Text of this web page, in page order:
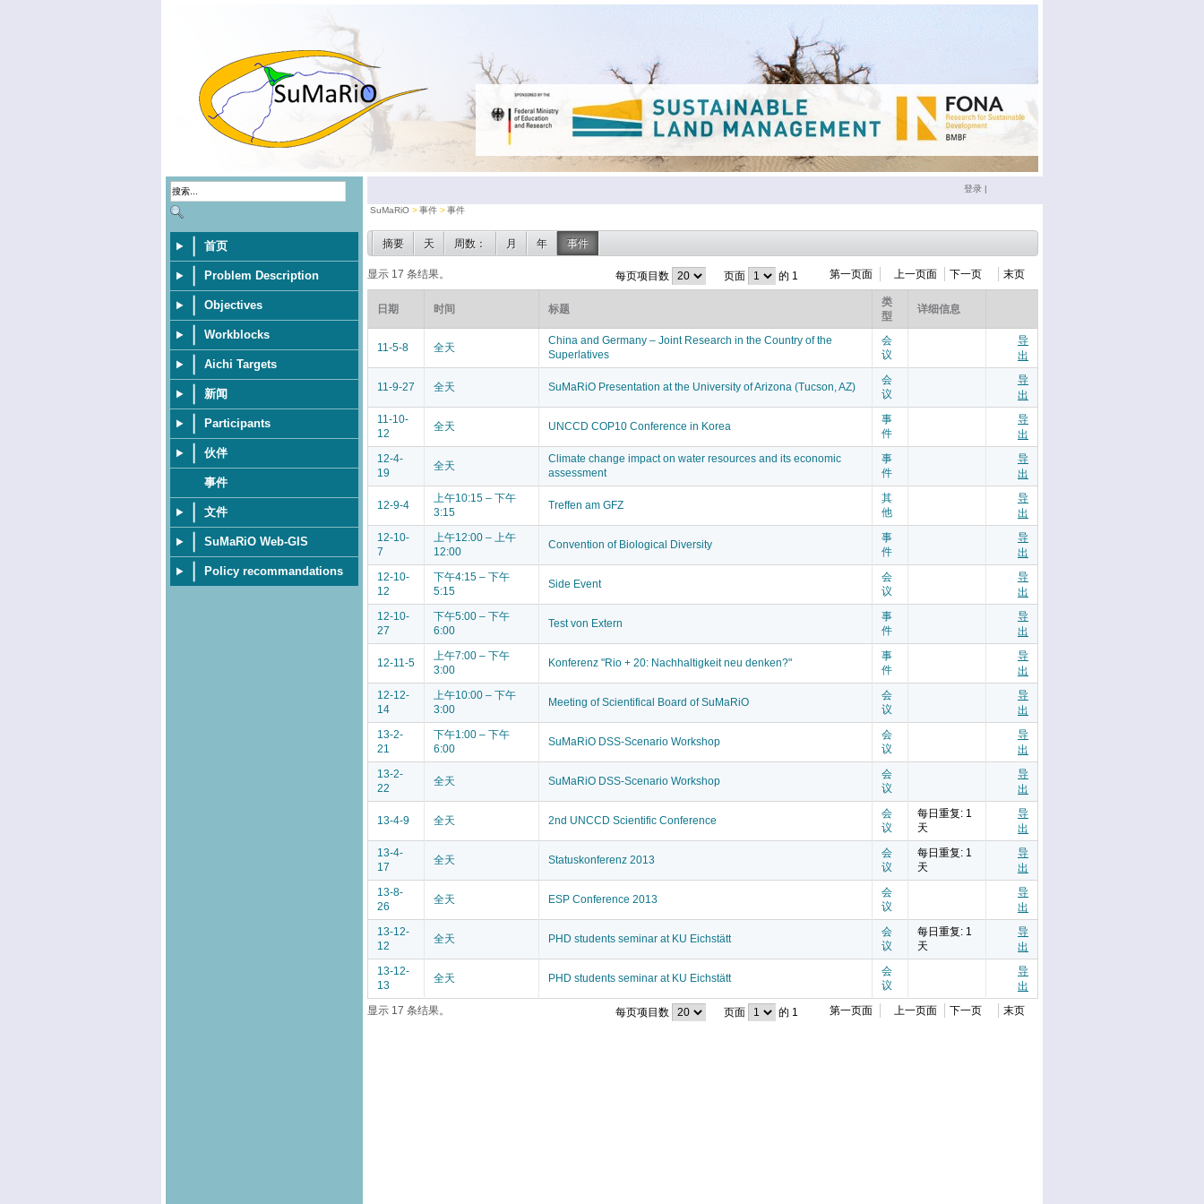
首页
Problem Description
Objectives
Workblocks
Aichi Targets
新闻
Participants
伙伴
事件
文件
SuMaRiO Web-GIS
Policy recommandations
登录 |
SuMaRiO 事件 事件
摘要 天 周数： 月 年 事件
显示 17 条结果。 每页项目数 页面 的 1 第一页面 上一页面 下一页 末页
日期 时间 标题
类
型
详细信息
11-5-8 全天
China and Germany – Joint Research in the Country of the
Superlatives
会
议
导
出
11-9-27 全天 SuMaRiO Presentation at the University of Arizona (Tucson, AZ)
会
议
导
出
11-10-
12
全天 UNCCD COP10 Conference in Korea
事
件
导
出
12-4-
19
全天
Climate change impact on water resources and its economic
assessment
事
件
导
出
12-9-4
上午10:15 – 下午
3:15
Treffen am GFZ
其
他
导
出
12-10-
7
上午12:00 – 上午
12:00
Convention of Biological Diversity
事
件
导
出
12-10-
12
下午4:15 – 下午
5:15
Side Event
会
议
导
出
12-10-
27
下午5:00 – 下午
6:00
Test von Extern
事
件
导
出
12-11-5
上午7:00 – 下午
3:00
Konferenz "Rio + 20: Nachhaltigkeit neu denken?"
事
件
导
出
12-12-
14
上午10:00 – 下午
3:00
Meeting of Scientifical Board of SuMaRiO
会
议
导
出
13-2-
21
下午1:00 – 下午
6:00
SuMaRiO DSS-Scenario Workshop
会
议
导
出
13-2-
22
全天 SuMaRiO DSS-Scenario Workshop
会
议
导
出
13-4-9 全天 2nd UNCCD Scientific Conference
会
议
每日重复: 1
天
导
出
13-4-
17
全天 Statuskonferenz 2013
会
议
每日重复: 1
天
导
出
13-8-
26
全天 ESP Conference 2013
会
议
导
出
13-12-
12
全天 PHD students seminar at KU Eichstätt
会
议
每日重复: 1
天
导
出
13-12-
13
全天 PHD students seminar at KU Eichstätt
会
议
导
出
显示 17 条结果。
每页项目数 页面 的 1 第一页面 上一页面 下一页 末页